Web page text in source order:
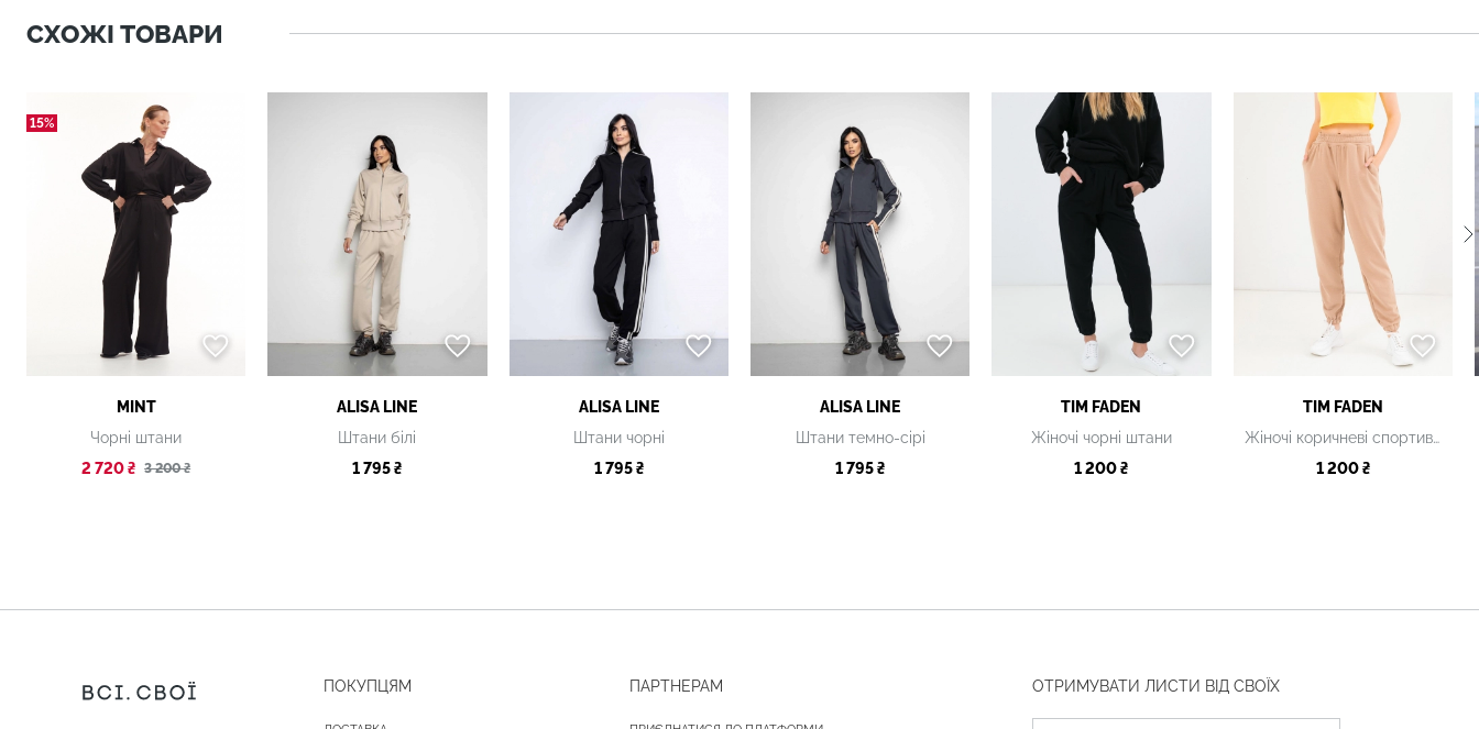
СХОЖІ ТОВАРИ
15%
MINT
Чорні штани
2 720 ₴ 3 200 ₴
ALISA LINE
Штани білі
1 795 ₴
ALISA LINE
Штани чорні
1 795 ₴
ALISA LINE
Штани темно-сірі
1 795 ₴
TIM FADEN
Жіночі чорні штани
1 200 ₴
TIM FADEN
Жіночі коричневі спортивні штани
1 200 ₴
ПОКУПЦЯМ ПАРТНЕРАМ ОТРИМУВАТИ ЛИСТИ ВІД СВОЇХ